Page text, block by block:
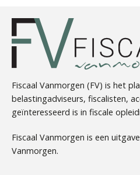
Edwin
Fiscaal Vanmorgen (FV) is het
belastingadviseurs, fiscalisten,
geïnteresseerd is in fiscale
Fiscaal Vanmorgen is een
Vanmorgen.